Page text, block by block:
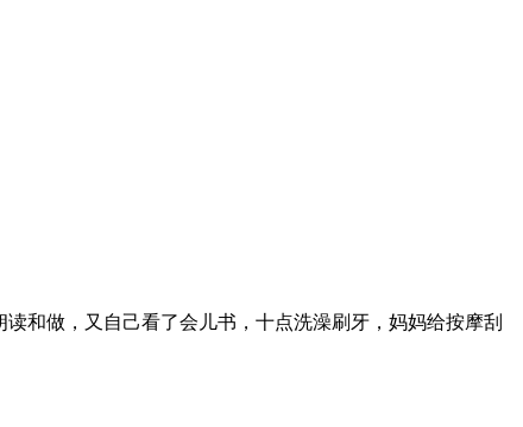
和做，又自己看了会儿书，十点洗澡刷牙，妈妈给按摩刮